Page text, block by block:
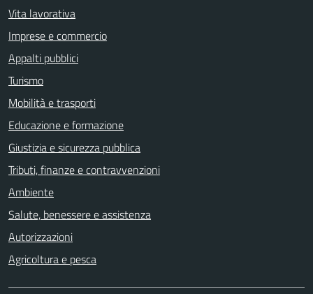
Vita lavorativa
Imprese e commercio
Appalti pubblici
Turismo
Mobilità e trasporti
Educazione e formazione
Giustizia e sicurezza pubblica
Tributi, finanze e contravvenzioni
Ambiente
Salute, benessere e assistenza
Autorizzazioni
Agricoltura e pesca